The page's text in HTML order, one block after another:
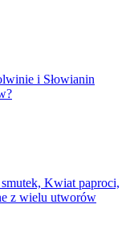
i Słowianin
Kwiat paproci,
z wielu utworów